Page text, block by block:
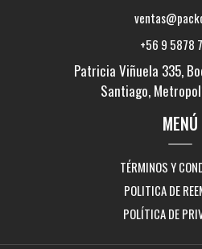
+56 9 5878
Patricia Viñuela 335,
Santiago,
MENÚ
TÉRMINOS Y
POLITICA DE
POLÍTICA DE